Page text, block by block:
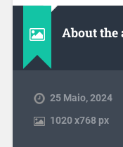
About the
25 Maio, 2024
1020x768 px